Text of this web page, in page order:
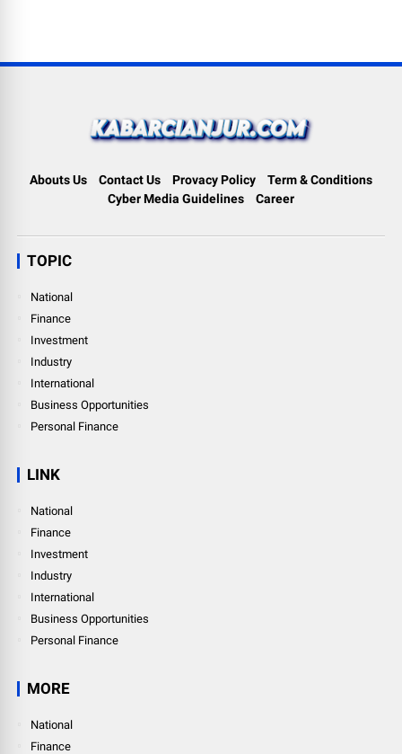
Abouts Us Contact Us Provacy Policy
Term & Conditions
Cyber Media Guidelines
Career
TOPIC
National
Finance
Investment
Industry
International
Business Opportunities
Personal Finance
LINK
National
Finance
Investment
Industry
International
Business Opportunities
Personal Finance
MORE
National
Finance